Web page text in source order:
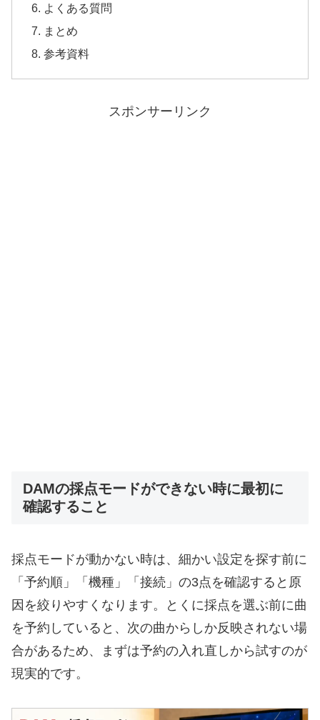
よくある質問
まとめ
参考資料
スポンサーリンク
DAMの採点モードができない時に最初に
確認すること
採点モードが動かない時は、細かい設定を探す前に
「予約順」「機種」「接続」の3点を確認すると原
因を絞りやすくなります。とくに採点を選ぶ前に曲
を予約していると、次の曲からしか反映されない場
合があるため、まずは予約の入れ直しから試すのが
現実的です。